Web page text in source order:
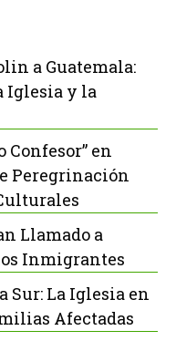
a Guatemala:
Iglesia y la
Confesor” en
Peregrinación
Llamado a
Inmigrantes
Sur: La Iglesia en
Afectadas